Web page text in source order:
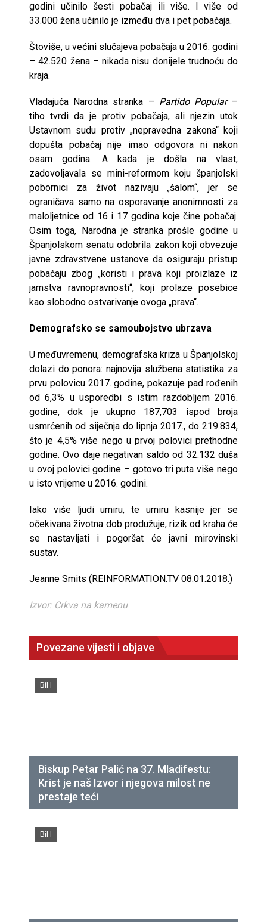
godini učinilo šesti pobačaj ili više. I više od
33.000 žena učinilo je između dva i pet pobačaja.
Štoviše, u većini slučajeva pobačaja u 2016. godini
– 42.520 žena – nikada nisu donijele trudnoću do
kraja.
Vladajuća Narodna stranka – Partido Popular–
tiho tvrdi da je protiv pobačaja, ali njezin utok
Ustavnom sudu protiv „nepravedna zakona“ koji
dopušta pobačaj nije imao odgovora ni nakon
osam godina. A kada je došla na vlast,
zadovoljavala se mini-reformom koju španjolski
pobornici za život nazivaju „šalom“, jer se
ograničava samo na osporavanje anonimnosti za
maloljetnice od 16 i 17 godina koje čine pobačaj.
Osim toga, Narodna je stranka prošle godine u
Španjolskom senatu odobrila zakon koji obvezuje
javne zdravstvene ustanove da osiguraju pristup
pobačaju zbog „koristi i prava koji proizlaze iz
jamstva ravnopravnosti“, koji prolaze posebice
kao slobodno ostvarivanje ovoga „prava“.
Demografsko se samoubojstvo ubrzava
U međuvremenu, demografska kriza u Španjolskoj
dolazi do ponora: najnovija službena statistika za
prvu polovicu 2017. godine, pokazuje pad rođenih
od 6,3% u usporedbi s istim razdobljem 2016.
godine, dok je ukupno 187,703 ispod broja
usmrćenih od siječnja do lipnja 2017., do 219.834,
što je 4,5% više nego u prvoj polovici prethodne
godine. Ovo daje negativan saldo od 32.132 duša
u ovoj polovici godine – gotovo tri puta više nego
u isto vrijeme u 2016. godini.
Iako više ljudi umiru, te umiru kasnije jer se
očekivana životna dob produžuje, rizik od kraha će
se nastavljati i pogoršat će javni mirovinski
sustav.
Jeanne Smits (REINFORMATION.TV 08.01.2018.)
Izvor: Crkva na kamenu
Povezane vijesti i objave
BiH
Biskup Petar Palić na 37. Mladifestu:
Krist je naš Izvor i njegova milost ne
prestaje teći
BiH